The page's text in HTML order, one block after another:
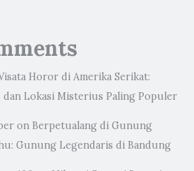
Horor di Amerika Serikat:
dan Lokasi Misterius Paling Populer
on Berpetualang di Gunung
Gunung Legendaris di Bandung